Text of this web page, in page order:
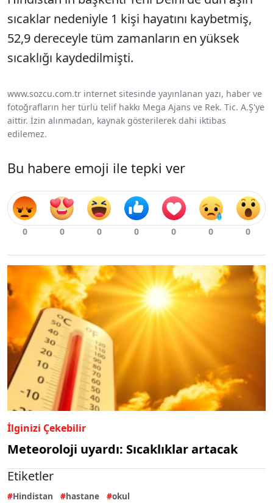
sıcaklar nedeniyle 1 kişi hayatını kaybetmiş,
52,9 dereceyle tüm zamanların en yüksek
sıcaklığı kaydedilmişti.
www.sozcu.com.tr internet sitesinde yayınlanan yazı, haber ve
fotoğrafların her türlü telif hakkı Mega Ajans ve Rek. Tic. A.Ş'ye
aittir. İzin alınmadan, kaynak gösterilerek dahi iktibas
edilemez.
Bu habere emoji ile tepki ver
İlginizi Çekebilir
Meteoroloji uyardı: Sıcaklıklar artacak
Etiketler
Hindistan hastane okul